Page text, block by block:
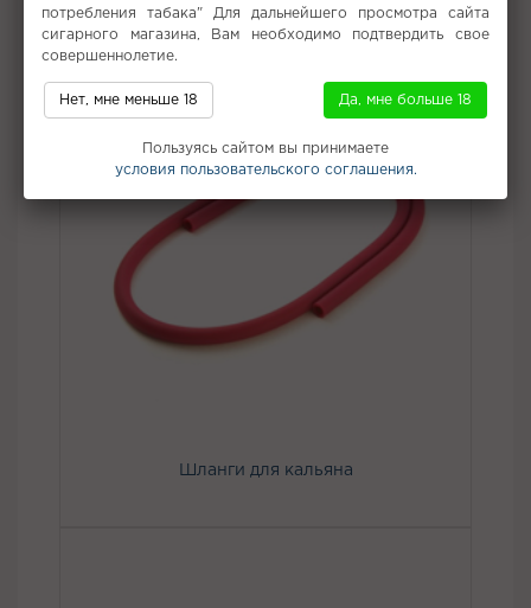
Не забудьте купить
Шланги для кальяна
потребления табака" Для дальнейшего просмотра сайта
сигарного магазина, Вам необходимо подтвердить свое
совершеннолетие.
Нет, мне меньше 18 Да, мне больше 18
Пользуясь сайтом вы принимаете
условия пользовательского соглашения.